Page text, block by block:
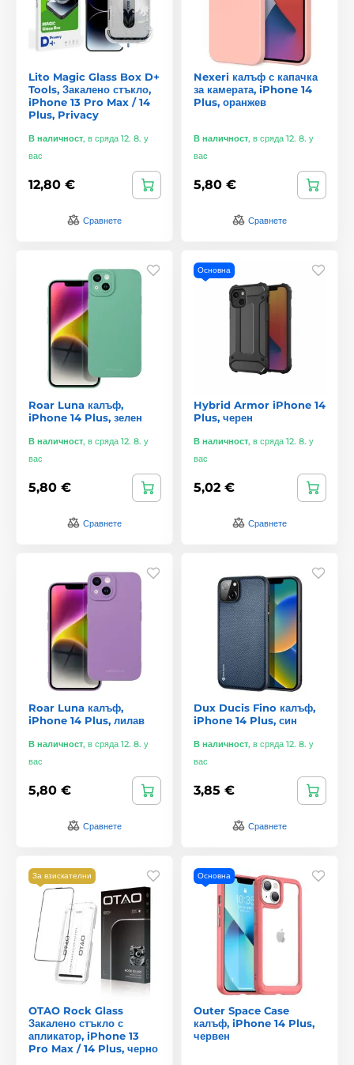
Lito Magic Glass Box D+
Tools, Закалено стъкло,
iPhone 13 Pro Max / 14
Plus, Privacy
В наличност, в сряда 12. 8. у
вас
12,80 €
Сравнете
Nexeri калъф с капачка
за камерата, iPhone 14
Plus, оранжев
В наличност, в сряда 12. 8. у
вас
5,80 €
Сравнете
Roar Luna калъф,
iPhone 14 Plus, зелен
В наличност, в сряда 12. 8. у
вас
5,80 €
Сравнете
Основна
Hybrid Armor iPhone 14
Plus, черен
В наличност, в сряда 12. 8. у
вас
5,02 €
Сравнете
Roar Luna калъф,
iPhone 14 Plus, лилав
В наличност, в сряда 12. 8. у
вас
5,80 €
Сравнете
Dux Ducis Fino калъф,
iPhone 14 Plus, син
В наличност, в сряда 12. 8. у
вас
3,85 €
Сравнете
За взискателни
OTAO Rock Glass
Закалено стъкло с
апликатор, iPhone 13
Pro Max / 14 Plus, черно
Основна
Outer Space Case
калъф, iPhone 14 Plus,
червен